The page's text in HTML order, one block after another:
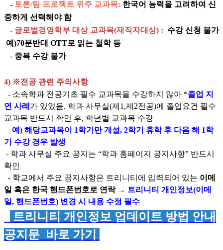
- 토론/팀 프로젝트 위주 교과목: 한국어 능력을 고려하여 신
중하게 선택해야 함
- 글로벌경영학부 대상 교과목(재직자대상) : 수강 신청 불가
예)70분반대 OTT로 읽는 철학 등
- 중복 수강 불가
4) ※전공 관련 주의사항
- 소속학과 전공기초 필수 교과목을 수강하지 않아 *졸업 지
연 사례 가 있었음. 학과 사무실(제 1,제 2전공)에 졸업요건 필수
교과목 반드시 확인 후, 학년별 교과목 수강
예) 해당교과목이 1학기만 개설, 2학기 휴학 후 다음 해 1학
기 수강 경우 발생
- 학과 사무실 주요 공지는 “학과 홈페이지 공지사항” 반드시
확인
- 학교에서 주요 공지사항은 트리니티에 입력되어 있는 이메
일 혹은 한국 핸드폰번호로 연락→ 트리니티 개인정보(이메
일, 핸드폰번호) 변경 시 내용 수정 필수
트리니티 개인정보 업데이트 방법 안내
공지문 바로 가기